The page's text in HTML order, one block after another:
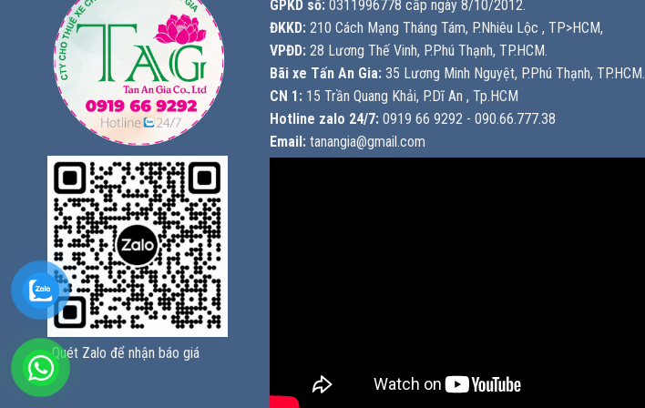
Quét Zalo để nhận báo giá
GPKD số: 0311996778 cấp ngày 8/10/2012.
ĐKKD: 210 Cách Mạng Tháng Tám, P.Nhiêu Lộc , TP>HCM,
VPĐD: 28 Lương Thế Vinh, P.Phú Thạnh, TP.HCM.
Bãi xe Tấn An Gia: 35 Lương Minh Nguyệt, P.Phú Thạnh, TP.HCM.
CN 1: 15 Trần Quang Khải, P.Dĩ An , Tp.HCM
Hotline zalo 24/7: 0919 66 9292 - 090.66.777.38
Email: tanangia@gmail.com